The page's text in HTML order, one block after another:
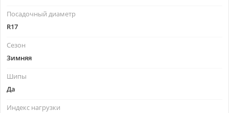
Посадочный диаметр
R17
Сезон
Зимняя
Шипы
Да
Индекс нагрузки